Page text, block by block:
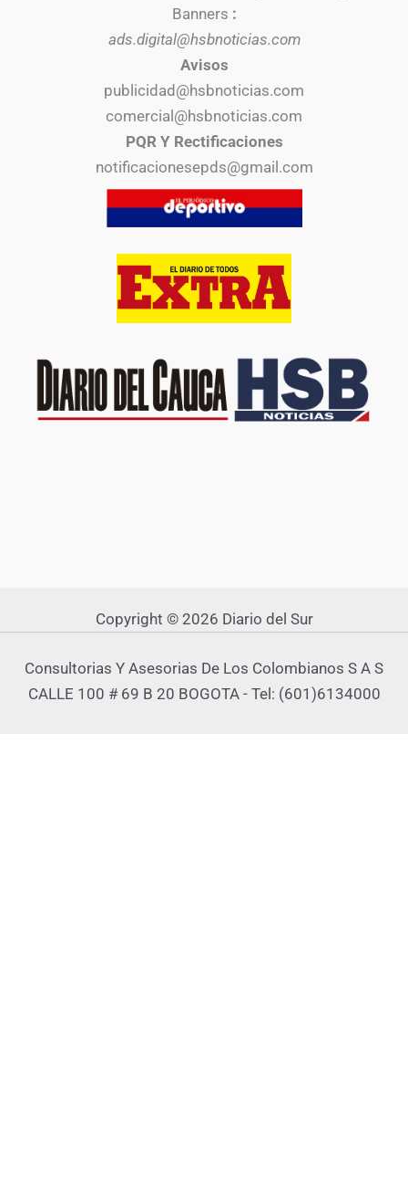
Banners :
ads.digital@hsbnoticias.com
Avisos
publicidad@hsbnoticias.com
comercial@hsbnoticias.com
PQR Y Rectificaciones
notificacionesepds@gmail.com
Copyright © 2026 Diario del Sur
Consultorias Y Asesorias De Los Colombianos S A S
CALLE 100 # 69 B 20 BOGOTA - Tel: (601)6134000